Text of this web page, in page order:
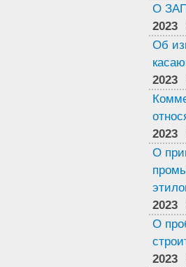
О
2023
Об
2023
2023
О
2023
О
2023